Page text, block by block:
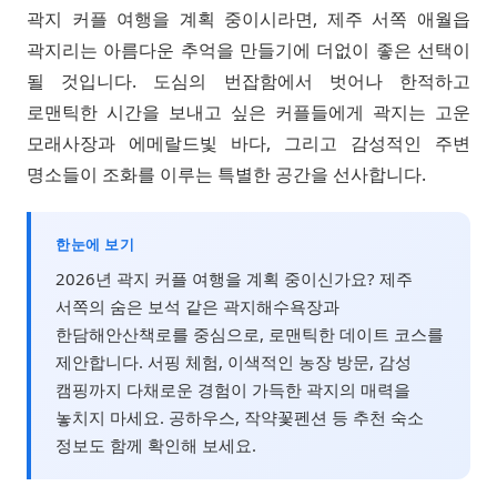
곽지 커플 여행을 계획 중이시라면, 제주 서쪽 애월읍
곽지리는 아름다운 추억을 만들기에 더없이 좋은 선택이
될 것입니다. 도심의 번잡함에서 벗어나 한적하고
로맨틱한 시간을 보내고 싶은 커플들에게 곽지는 고운
모래사장과 에메랄드빛 바다, 그리고 감성적인 주변
명소들이 조화를 이루는 특별한 공간을 선사합니다.
한눈에 보기
2026년 곽지 커플 여행을 계획 중이신가요? 제주
서쪽의 숨은 보석 같은 곽지해수욕장과
한담해안산책로를 중심으로, 로맨틱한 데이트 코스를
제안합니다. 서핑 체험, 이색적인 농장 방문, 감성
캠핑까지 다채로운 경험이 가득한 곽지의 매력을
놓치지 마세요. 공하우스, 작약꽃펜션 등 추천 숙소
정보도 함께 확인해 보세요.